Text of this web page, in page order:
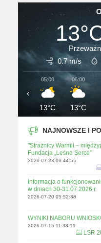
0.7 m/s
05:00
13°C
06:00
13°C
‹
NAJNOWSZE I
"Strażnicy Warmii –
Fundacja „Leśne Serce”
2026-07-23 06:44:55
Informacja o
w dniach 30-31.07.2026 r.
2026-07-20 05:52:38
WYNIKI NABORU
2026-07-15 11:38:15
LSR